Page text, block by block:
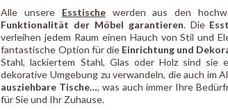
Alle unsere Esstischewerden aus den
Funktionalität der Möbel garantieren. Die
verleihen jedem Raum einen Hauch von Stil und
fantastische Option für die Einrichtung und
Stahl, lackiertem Stahl, Glas oder Holz sind sie
dekorative Umgebung zu verwandeln, die auch im
ausziehbare Tische…, was auch immer Ihre
für Sie und Ihr Zuhause.